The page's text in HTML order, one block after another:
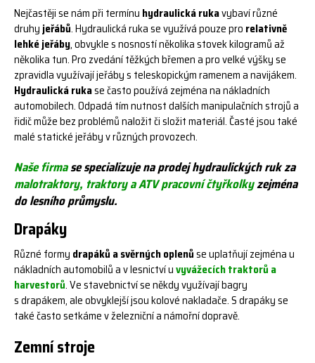
Nejčastěji se nám při termínu hydraulická rukavybaví různé
druhyjeřábů. Hydraulická ruka se využívá pouze pro relativně
lehké jeřáby, obvykle s nosností několika stovek kilogramů až
několika tun. Pro zvedání těžkých břemen a pro velké výšky se
zpravidla využívají jeřáby s teleskopickým ramenem a navijákem.
Hydraulická rukase často používá zejména na nákladních
automobilech. Odpadá tím nutnost dalších manipulačních strojů a
řidič může bez problémů naložit či složit materiál. Časté jsou také
malé statické jeřáby v různých provozech.
Naše firmase specializuje na prodejhydraulických rukza
malotraktory, traktory a ATV pracovní čtyřkolkyzejména
do lesního průmyslu.
Drapáky
Různé formy drapáků a svěrných oplenůse uplatňují zejména u
nákladních automobilů a v lesnictví uvyvážecích traktorů a
harvestorů. Ve stavebnictví se někdy využívají bagry
s drapákem, ale obvyklejší jsou kolové nakladače. S drapáky se
také často setkáme v železniční a námořní dopravě.
Zemní stroje